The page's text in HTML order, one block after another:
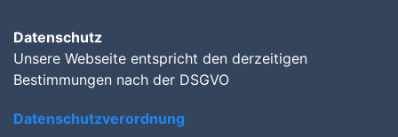
Datenschutz
Unsere Webseite entspricht den derzeitigen
Bestimmungen nach der DSGVO
Datenschutzverordnung